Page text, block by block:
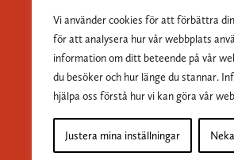
Vi använder cookies för att förbättra
för att analysera hur vår webbplats
information om ditt beteende på vår
du besöker och hur länge du stannar.
hjälpa oss förstå hur vi kan göra vår
Justera mina inställningar
Albert Bonniers Förlag grundades
största skönlitterära förlag.